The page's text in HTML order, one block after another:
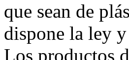
que sean de
dispone la ley
Los productos